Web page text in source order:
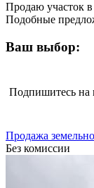
Продаю участок
Подобные
Ваш выбор:
Подпишитесь
Продажа
Без комиссии